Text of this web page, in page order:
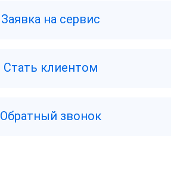
Заявка на сервис
Стать клиентом
Обратный звонок